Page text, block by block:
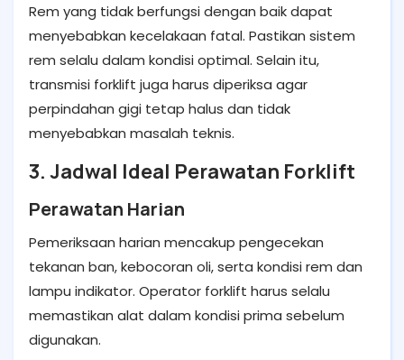
Rem yang tidak berfungsi dengan baik dapat
menyebabkan kecelakaan fatal. Pastikan sistem
rem selalu dalam kondisi optimal. Selain itu,
transmisi forklift juga harus diperiksa agar
perpindahan gigi tetap halus dan tidak
menyebabkan masalah teknis.
3. Jadwal Ideal Perawatan Forklift
Perawatan Harian
Pemeriksaan harian mencakup pengecekan
tekanan ban, kebocoran oli, serta kondisi rem dan
lampu indikator. Operator forklift harus selalu
memastikan alat dalam kondisi prima sebelum
digunakan.